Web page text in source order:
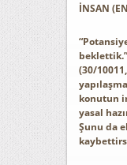
İNSAN
(30/
konutun
yasal
Şunu da